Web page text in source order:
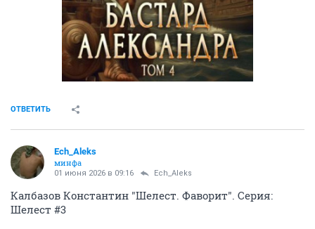
ОТВЕТИТЬ
Ech_Aleks
минфа
01 июня 2026 в 09:16 Ech_Aleks
Калбазов Константин "Шелест. Фаворит". Серия:
Шелест #3